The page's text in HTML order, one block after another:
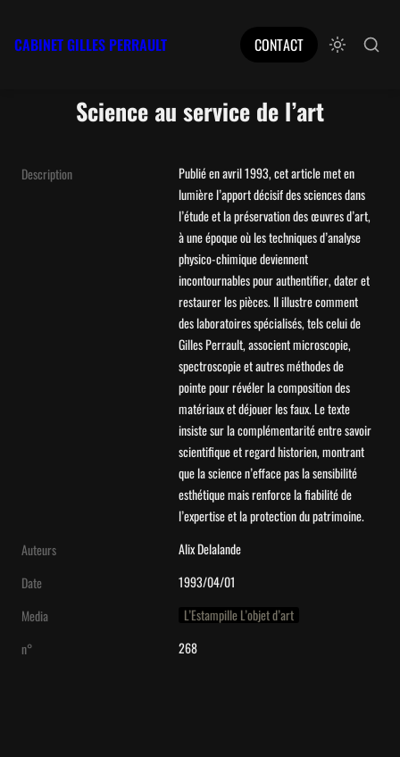
CABINET GILLES PERRAULT CONTACT
Science au service de l’art
Description
Publié en avril 1993, cet article met en
lumière l’apport décisif des sciences dans
l’étude et la préservation des œuvres d’art,
à une époque où les techniques d’analyse
physico-chimique deviennent
incontournables pour authentifier, dater et
restaurer les pièces. Il illustre comment
des laboratoires spécialisés, tels celui de
Gilles Perrault, associent microscopie,
spectroscopie et autres méthodes de
pointe pour révéler la composition des
matériaux et déjouer les faux. Le texte
insiste sur la complémentarité entre savoir
scientifique et regard historien, montrant
que la science n’efface pas la sensibilité
esthétique mais renforce la fiabilité de
l’expertise et la protection du patrimoine.
Auteurs
Alix Delalande
Date
1993/04/01
Media
L’Estampille L’objet d’art
n°
268